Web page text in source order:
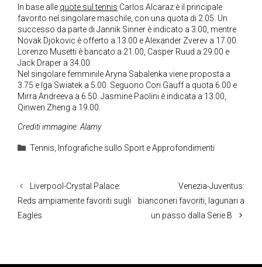
In base alle quote sul tennis Carlos Alcaraz è il principale
favorito nel singolare maschile, con una quota di 2.05. Un
successo da parte di Jannik Sinner è indicato a 3.00, mentre
Novak Djokovic è offerto a 13.00 e Alexander Zverev a 17.00.
Lorenzo Musetti è bancato a 21.00, Casper Ruud a 29.00 e
Jack Draper a 34.00.
Nel singolare femminile Aryna Sabalenka viene proposta a
3.75 e Iga Swiatek a 5.00. Seguono Cori Gauff a quota 6.00 e
Mirra Andreeva a 6.50. Jasmine Paolini è indicata a 13.00,
Qinwen Zheng a 19.00.
Crediti immagine: Alamy
Categorie
Tennis, Infografiche sullo Sport e Approfondimenti
Liverpool-Crystal Palace:
Reds ampiamente favoriti sugli
Eagles
Venezia-Juventus:
bianconeri favoriti, lagunari a
un passo dalla Serie B